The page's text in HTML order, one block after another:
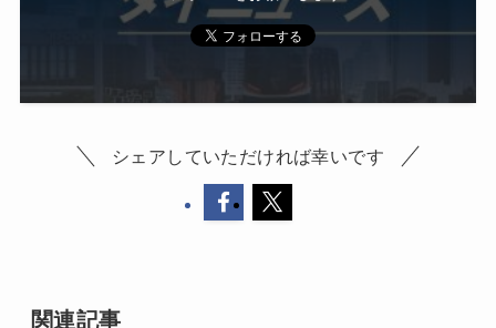
シェアしていただければ幸いです
関連記事